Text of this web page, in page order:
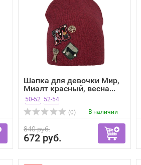
Шапка для девочки Мир,
Миалт красный, весна...
50-52 52-54
(0)
В наличии
840 руб.
672 руб.